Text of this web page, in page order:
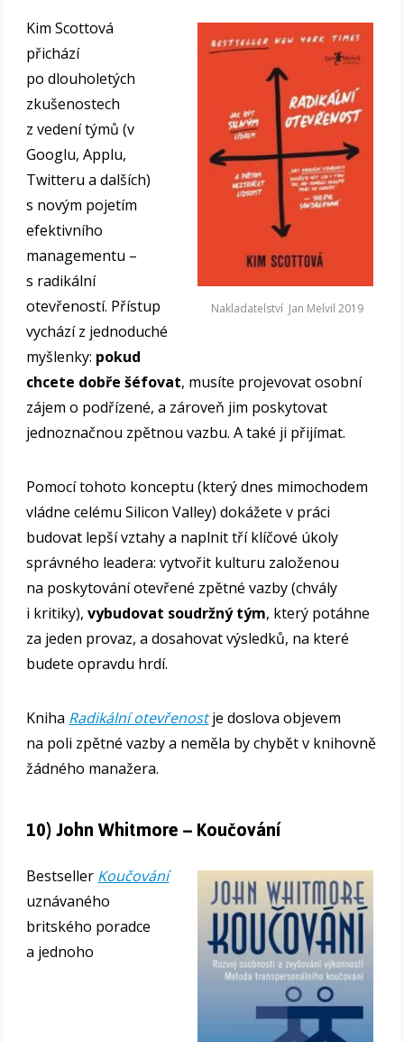
Nakladatelství Jan Melvil 2019
Kim Scottová
přichází
po dlouholetých
zkušenostech
z vedení týmů (v
Googlu, Applu,
Twitteru a dalších)
s novým pojetím
efektivního
managementu –
s radikální
otevřeností. Přístup
vychází z jednoduché
myšlenky: pokud
chcete dobře šéfovat, musíte projevovat osobní
zájem o podřízené, a zároveň jim poskytovat
jednoznačnou zpětnou vazbu. A také ji přijímat.
Pomocí tohoto konceptu (který dnes mimochodem
vládne celému Silicon Valley) dokážete v práci
budovat lepší vztahy a naplnit tří klíčové úkoly
správného leadera: vytvořit kulturu založenou
na poskytování otevřené zpětné vazby (chvály
i kritiky),vybudovat soudržný tým, který potáhne
za jeden provaz, a dosahovat výsledků, na které
budete opravdu hrdí.
Kniha Radikální otevřenostje doslova objevem
na poli zpětné vazby a neměla by chybět v knihovně
žádného manažera.
10) John Whitmore – Koučování
Bestseller Koučování
uznávaného
britského poradce
a jednoho